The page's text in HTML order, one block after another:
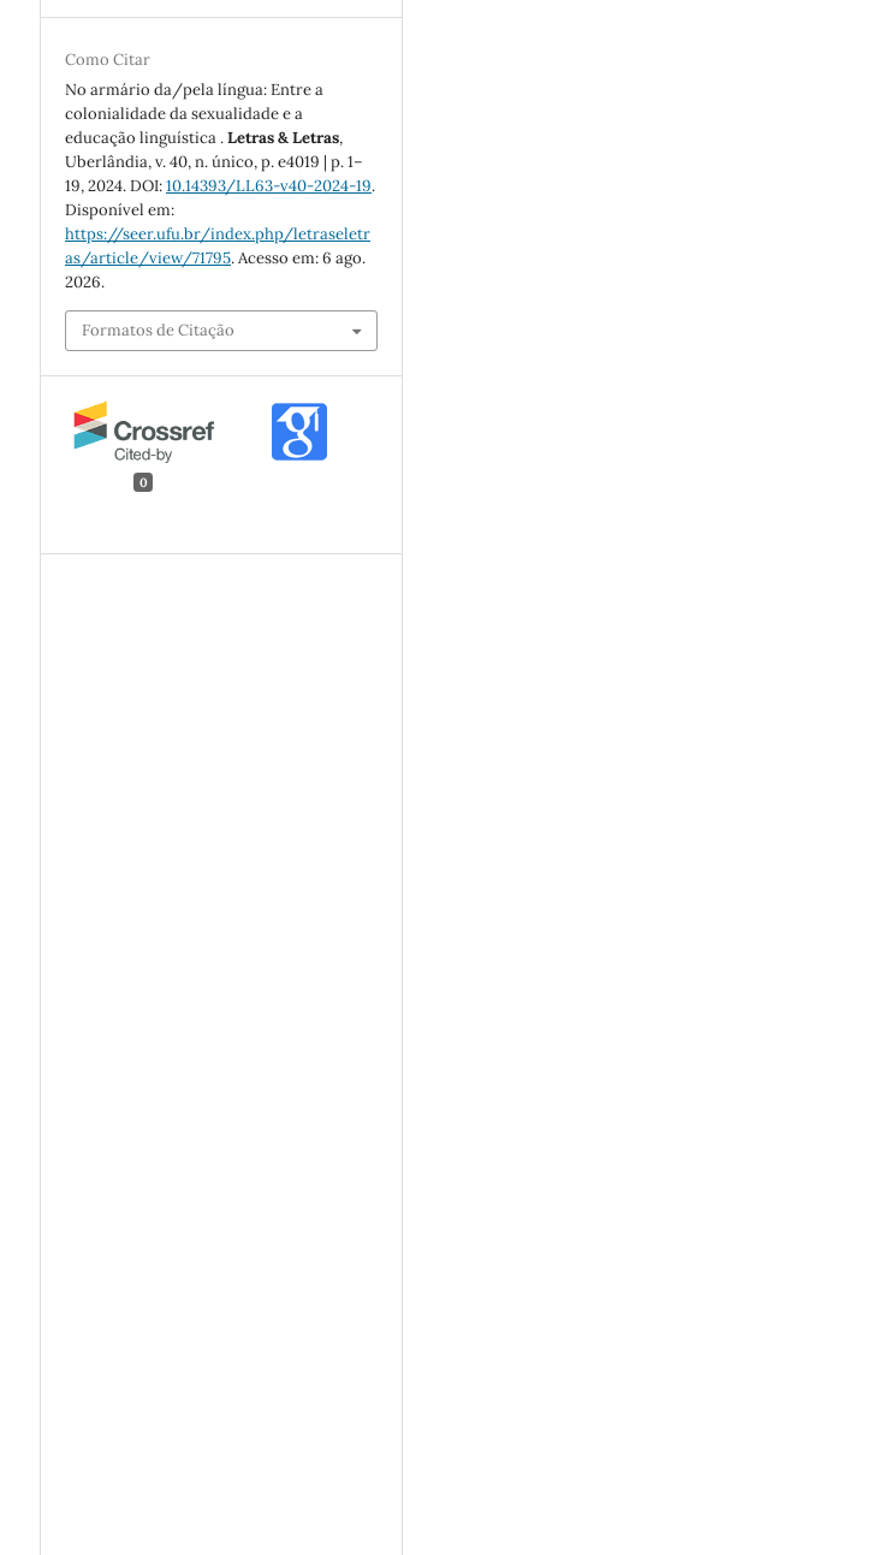
Como Citar
No armário da/pela língua: Entre a
colonialidade da sexualidade e a
educação linguística .Letras & Letras,
Uberlândia, v. 40, n. único, p. e4019 | p. 1–
19, 2024. DOI:10.14393/LL63-v40-2024-19.
Disponível em:
https://seer.ufu.br/index.php/letraseletr
as/article/view/71795. Acesso em: 6 ago.
2026.
Formatos de Citação
0